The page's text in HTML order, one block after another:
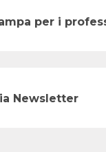
per i
Newsletter